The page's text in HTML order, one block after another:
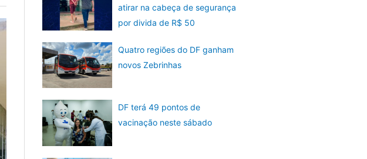
atirar na cabeça de segurança
por divida de R$ 50
Quatro regiões do DF ganham
novos Zebrinhas
DF terá 49 pontos de
vacinação neste sábado